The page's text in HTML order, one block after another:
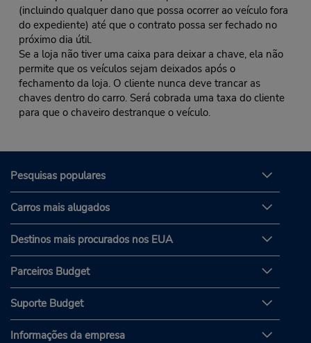
(incluindo qualquer dano que possa ocorrer ao veículo fora
do expediente) até que o contrato possa ser fechado no
próximo dia útil.
Se a loja não tiver uma caixa para deixar a chave, ela não
permite que os veículos sejam deixados após o
fechamento da loja. O cliente nunca deve trancar as
chaves dentro do carro. Será cobrada uma taxa do cliente
para que o chaveiro destranque o veículo.
Pesquisas populares
Carros mais alugados
Destinos mais procurados nos EUA
Parceiros Budget
Suporte Budget
Informações da empresa